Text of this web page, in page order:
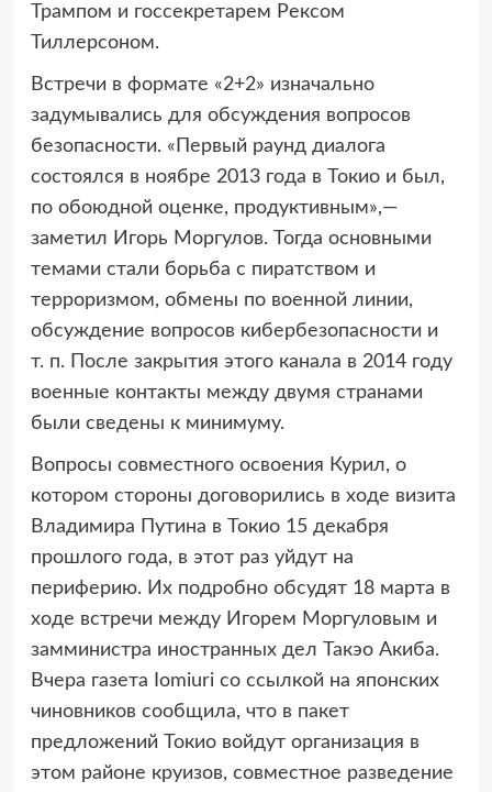
Трампом и госсекретарем Рексом
Тиллерсоном.
Встречи в формате «2+2» изначально
задумывались для обсуждения вопросов
безопасности. «Первый раунд диалога
состоялся в ноябре 2013 года в Токио и был,
по обоюдной оценке, продуктивным»,—
заметил Игорь Моргулов. Тогда основными
темами стали борьба с пиратством и
терроризмом, обмены по военной линии,
обсуждение вопросов кибербезопасности и
т. п. После закрытия этого канала в 2014 году
военные контакты между двумя странами
были сведены к минимуму.
Вопросы совместного освоения Курил, о
котором стороны договорились в ходе визита
Владимира Путина в Токио 15 декабря
прошлого года, в этот раз уйдут на
периферию. Их подробно обсудят 18 марта в
ходе встречи между Игорем Моргуловым и
замминистра иностранных дел Такэо Акиба.
Вчера газета Iomiuri со ссылкой на японских
чиновников сообщила, что в пакет
предложений Токио войдут организация в
этом районе круизов, совместное разведение